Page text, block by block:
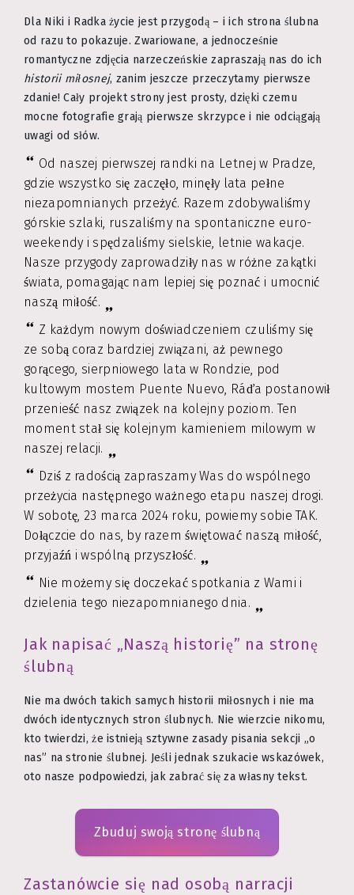
Dla Niki i Radka życie jest przygodą – i ich strona ślubna
od razu to pokazuje. Zwariowane, a jednocześnie
romantyczne zdjęcia narzeczeńskie zapraszają nas do ich
historii miłosnej, zanim jeszcze przeczytamy pierwsze
zdanie! Cały projekt strony jest prosty, dzięki czemu
mocne fotografie grają pierwsze skrzypce i nie odciągają
uwagi od słów.
Od naszej pierwszej randki na Letnej w Pradze,
gdzie wszystko się zaczęło, minęły lata pełne
niezapomnianych przeżyć. Razem zdobywaliśmy
górskie szlaki, ruszaliśmy na spontaniczne euro-
weekendy i spędzaliśmy sielskie, letnie wakacje.
Nasze przygody zaprowadziły nas w różne zakątki
świata, pomagając nam lepiej się poznać i umocnić
naszą miłość.
Z każdym nowym doświadczeniem czuliśmy się
ze sobą coraz bardziej związani, aż pewnego
gorącego, sierpniowego lata w Rondzie, pod
kultowym mostem Puente Nuevo, Ráďa postanowił
przenieść nasz związek na kolejny poziom. Ten
moment stał się kolejnym kamieniem milowym w
naszej relacji.
Dziś z radością zapraszamy Was do wspólnego
przeżycia następnego ważnego etapu naszej drogi.
W sobotę, 23 marca 2024 roku, powiemy sobie TAK.
Dołączcie do nas, by razem świętować naszą miłość,
przyjaźń i wspólną przyszłość.
Nie możemy się doczekać spotkania z Wami i
dzielenia tego niezapomnianego dnia.
Jak napisać „Naszą historię” na stronę
ślubną
Nie ma dwóch takich samych historii miłosnych i nie ma
dwóch identycznych stron ślubnych. Nie wierzcie nikomu,
kto twierdzi, że istnieją sztywne zasady pisania sekcji „o
nas” na stronie ślubnej. Jeśli jednak szukacie wskazówek,
oto nasze podpowiedzi, jak zabrać się za własny tekst.
Zbuduj swoją stronę ślubną
Zastanówcie się nad osobą narracji